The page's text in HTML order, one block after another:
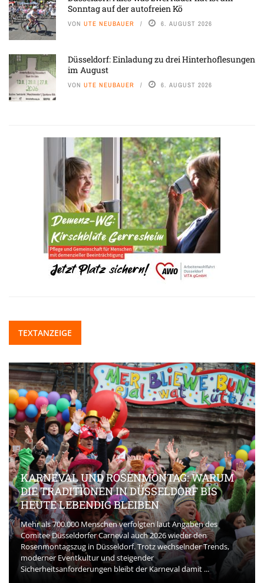
Sonntag auf der autofreien Kö
VON UTE NEUBAUER 6. AUGUST 2026
Düsseldorf: Einladung zu drei Hinterhoflesungen
im August
VON UTE NEUBAUER 6. AUGUST 2026
TEXTANZEIGE
KARNEVAL UND ROSENMONTAG: WARUM
DIE TRADITIONEN IN DÜSSELDORF BIS
HEUTE LEBENDIG BLEIBEN
Mehr als 700.000 Menschen verfolgten laut Angaben des
Comitee Düsseldorfer Carneval auch 2026 wieder den
Rosenmontagszug in Düsseldorf. Trotz wechselnder Trends,
moderner Eventkultur und steigender
Sicherheitsanforderungen bleibt der Karneval damit ...